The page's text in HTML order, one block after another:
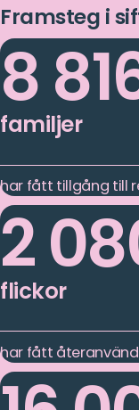
Framsteg i
8
familjer
har fått tillgång till
2
flickor
har fått